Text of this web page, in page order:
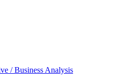
/ Business Analysis